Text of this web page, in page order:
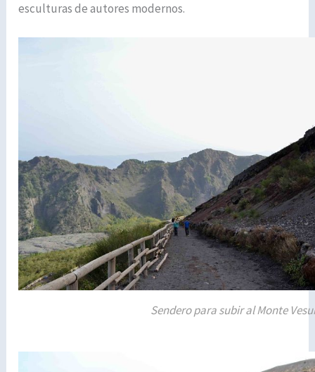
esculturas de autores modernos.
Sendero para subir al Monte